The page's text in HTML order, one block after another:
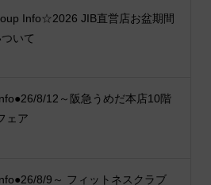
Info☆2026 JIB直営店お盆期間
いて
8/12～阪急うめだ本店10階
ェア
8/9～ フィットネスクラブ